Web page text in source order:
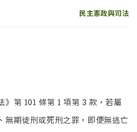
民主憲政與司法
》第 101 條第 1 項第 3 款，若屬
無期徒刑或死刑之罪，即便無逃亡